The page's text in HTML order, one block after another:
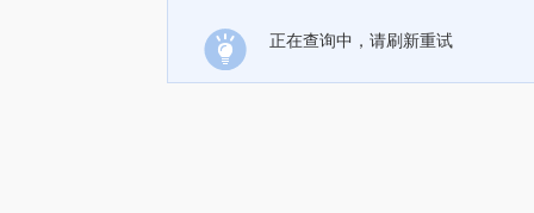
正在查询中，请刷新重试